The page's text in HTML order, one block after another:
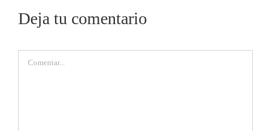
Deja tu comentario